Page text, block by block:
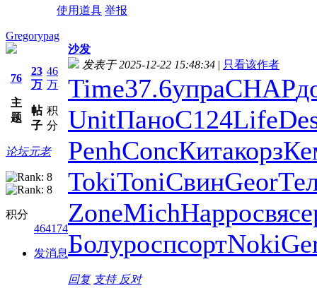
使用道具 举报
Gregorypag
76
主
题
23
万
帖
子
46
万
积
分
论坛元老
积分
464174
发消息
沙发
发表于 2025-12-22 15:48:34 | 只看该作者
Time37.6упраCHAP
UnitПаноC124Life
PenhConcКитакорз
TokiToniСвинGeor
ZoneMichHappосвя
БолуроспсортNoki
回复 支持 反对